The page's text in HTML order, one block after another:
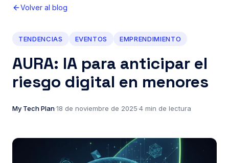
Volver al blog
TENDENCIAS EVENTOS EMPRENDIMIENTO
AURA: IA para anticipar el
riesgo digital en menores
My Tech Plan·18 de noviembre de 2025·4 min de lectura